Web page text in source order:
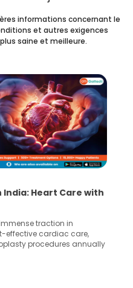
informations concernant le
et autres exigences
saine et meilleure.
for Effective Human
Methods
and processing are critical
techniques like In Vitro
intrauterine insemination (IUI).
couples achieve their dream of